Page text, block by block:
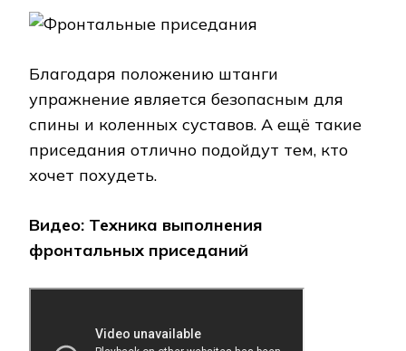
Благодаря положению штанги
упражнение является безопасным для
спины и коленных суставов. А ещё такие
приседания отлично подойдут тем, кто
хочет похудеть.
Видео: Техника выполнения
фронтальных приседаний